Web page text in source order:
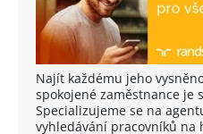
Najít každému jeho
spokojené zaměstnance je
Specializujeme se na
vyhledávání pracovníků na